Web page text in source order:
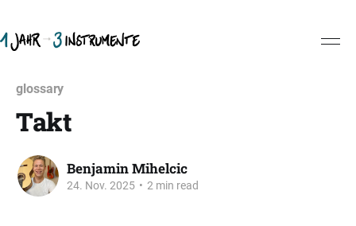
glossary
Takt
Benjamin Mihelcic
24. Nov. 2025 • 2 min read